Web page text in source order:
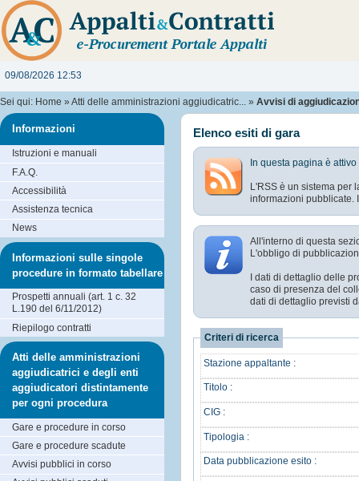
09/08/2026 12:53
Sei qui: Home » Atti delle amministrazioni aggiudicatric... » Avvisi di
Elenco esiti di gara
In questa pagina è
L'RSS è un sistema per
informazioni pubblicate.
All'interno di questa
L'obbligo di
I dati di dettaglio delle
caso di presenza del
dati di dettaglio previsti
Criteri di ricerca
Stazione appaltante :
Titolo :
CIG :
Tipologia :
Data pubblicazione esito :
Informazioni
Istruzioni e manuali
F.A.Q.
Accessibilità
Assistenza tecnica
News
Informazioni sulle singole
procedure in formato tabellare
Prospetti annuali (art. 1 c. 32
L.190 del 6/11/2012)
Riepilogo contratti
Atti delle amministrazioni
aggiudicatrici e degli enti
aggiudicatori distintamente
per ogni procedura
Gare e procedure in corso
Gare e procedure scadute
Avvisi pubblici in corso